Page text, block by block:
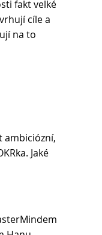
fakt velké
cíle a
na to
ambiciózní,
Jaké